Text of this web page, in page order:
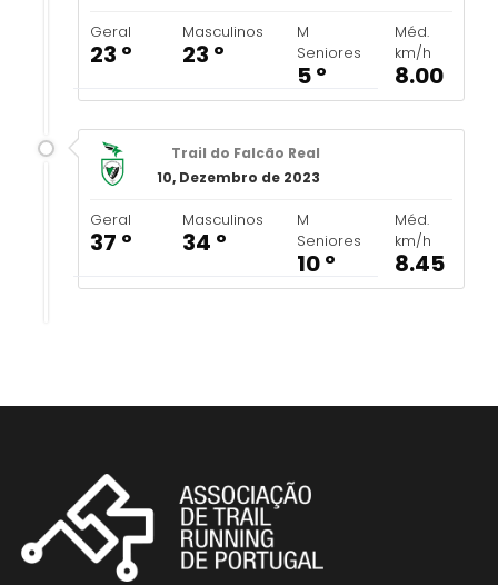
Geral
23 º
Masculinos
23 º
M
Seniores
5 º
Méd.
km/h
8.00
Trail do Falcão Real
10, Dezembro de 2023
Geral
37 º
Masculinos
34 º
M
Seniores
10 º
Méd.
km/h
8.45